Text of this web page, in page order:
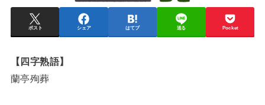
ポスト シェア はてブ 送る Pocket
【四字熟語】
蘭亭殉葬